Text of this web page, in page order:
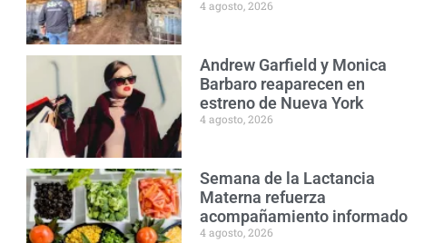
4 agosto, 2026
Andrew Garfield y Monica
Barbaro reaparecen en
estreno de Nueva York
4 agosto, 2026
Semana de la Lactancia
Materna refuerza
acompañamiento informado
4 agosto, 2026